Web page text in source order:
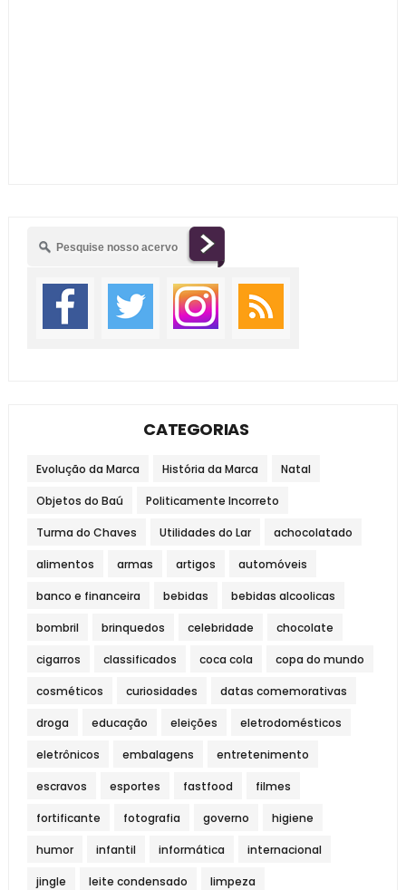
CATEGORIAS
Evolução da Marca História da Marca Natal
Objetos do Baú Politicamente Incorreto
Turma do Chaves Utilidades do Lar achocolatado
alimentos armas artigos automóveis
banco e financeira bebidas bebidas alcoolicas
bombril brinquedos celebridade chocolate
cigarros classificados coca cola copa do mundo
cosméticos curiosidades datas comemorativas
droga educação eleições eletrodomésticos
eletrônicos embalagens entretenimento
escravos esportes fastfood filmes
fortificante fotografia governo higiene
humor infantil informática internacional
jingle leite condensado limpeza